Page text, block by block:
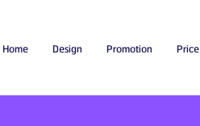
Home Design Promotion Price